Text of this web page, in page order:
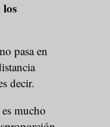
pasa en
decir.
mucho